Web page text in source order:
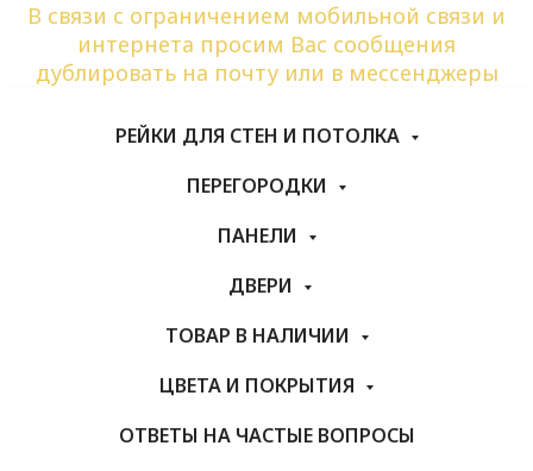
В связи с ограничением мобильной связи и
интернета просим Вас сообщения
дублировать на почту или в мессенджеры
РЕЙКИ ДЛЯ СТЕН И ПОТОЛКА
ПЕРЕГОРОДКИ
ПАНЕЛИ
ДВЕРИ
ТОВАР В НАЛИЧИИ
ЦВЕТА И ПОКРЫТИЯ
ОТВЕТЫ НА ЧАСТЫЕ ВОПРОСЫ